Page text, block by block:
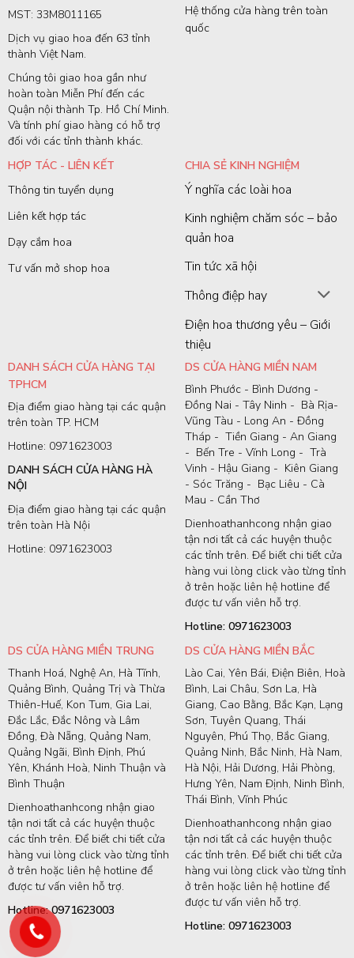
MST: 33M8011165
Dịch vụ giao hoa đến 63 tỉnh
thành Việt Nam.
Chúng tôi giao hoa gần như
hoàn toàn Miễn Phí đến các
Quận nội thành Tp. Hồ Chí Minh.
Và tính phí giao hàng có hỗ trợ
đối với các tỉnh thành khác.
Hệ thống cửa hàng trên toàn
quốc
HỢP TÁC - LIÊN KẾT
Thông tin tuyển dụng
Liên kết hợp tác
Dạy cắm hoa
Tư vấn mở shop hoa
CHIA SẺ KINH NGHIỆM
Ý nghĩa các loài hoa
Kinh nghiệm chăm sóc – bảo
quản hoa
Tin tức xã hội
Thông điệp hay
Điện hoa thương yêu – Giới
thiệu
DANH SÁCH CỬA HÀNG TẠI
TPHCM
Địa điểm giao hàng tại các quận
trên toàn TP. HCM
Hotline: 0971623003
DANH SÁCH CỬA HÀNG HÀ
NỘI
Địa điểm giao hàng tại các quận
trên toàn Hà Nội
Hotline: 0971623003
DS CỬA HÀNG MIỀN NAM
Bình Phước - Bình Dương -
Đồng Nai - Tây Ninh - Bà Rịa-
Vũng Tàu - Long An - Đồng
Tháp - Tiền Giang - An Giang
- Bến Tre - Vĩnh Long - Trà
Vinh - Hậu Giang - Kiên Giang
- Sóc Trăng - Bạc Liêu - Cà
Mau - Cần Thơ
Dienhoathanhcong nhận giao
tận nơi tất cả các huyện thuộc
các tỉnh trên. Để biết chi tiết cửa
hàng vui lòng click vào từng tỉnh
ở trên hoặc liên hệ hotline để
được tư vấn viên hỗ trợ.
Hotline: 0971623003
DS CỬA HÀNG MIỀN TRUNG
Thanh Hoá, Nghệ An, Hà Tĩnh,
Quảng Bình, Quảng Trị và Thừa
Thiên-Huế, Kon Tum, Gia Lai,
Đắc Lắc, Đắc Nông và Lâm
Đồng, Đà Nẵng, Quảng Nam,
Quảng Ngãi, Bình Định, Phú
Yên, Khánh Hoà, Ninh Thuận và
Bình Thuận
Dienhoathanhcong nhận giao
tận nơi tất cả các huyện thuộc
các tỉnh trên. Để biết chi tiết cửa
hàng vui lòng click vào từng tỉnh
ở trên hoặc liên hệ hotline để
được tư vấn viên hỗ trợ.
Hotline: 0971623003
DS CỬA HÀNG MIỀN BẮC
Lào Cai, Yên Bái, Điện Biên, Hoà
Bình, Lai Châu, Sơn La, Hà
Giang, Cao Bằng, Bắc Kạn, Lạng
Sơn, Tuyên Quang, Thái
Nguyên, Phú Thọ, Bắc Giang,
Quảng Ninh, Bắc Ninh, Hà Nam,
Hà Nội, Hải Dương, Hải Phòng,
Hưng Yên, Nam Định, Ninh Bình,
Thái Bình, Vĩnh Phúc
Dienhoathanhcong nhận giao
tận nơi tất cả các huyện thuộc
các tỉnh trên. Để biết chi tiết cửa
hàng vui lòng click vào từng tỉnh
ở trên hoặc liên hệ hotline để
được tư vấn viên hỗ trợ.
Hotline: 0971623003